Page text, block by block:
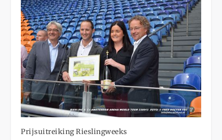
Prijsuitreiking Rieslingweeks